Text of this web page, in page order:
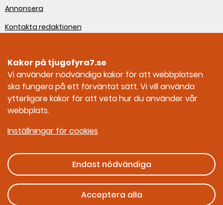
Annonsera
Kontakta redaktionen
Sociala medier
Tjugofyra7 på Facebook
Tjugofyra7 på Instagram
Ges ut av Myndigheten för civilt försvar
Kakor på tjugofyra7.se
Vi använder nödvändiga kakor för att webbplatsen
ska fungera på ett förväntat sätt. Vi vill använda
ytterligare kakor för att veta hur du använder vår
webbplats.
Inställningar för cookies
Endast nödvändiga
Acceptera alla